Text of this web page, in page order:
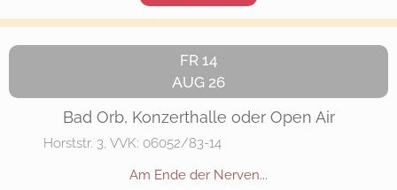
FR 14
AUG 26
Bad Orb, Konzerthalle oder Open Air
Horststr. 3, VVK: 06052/83-14
Am Ende der Nerven...